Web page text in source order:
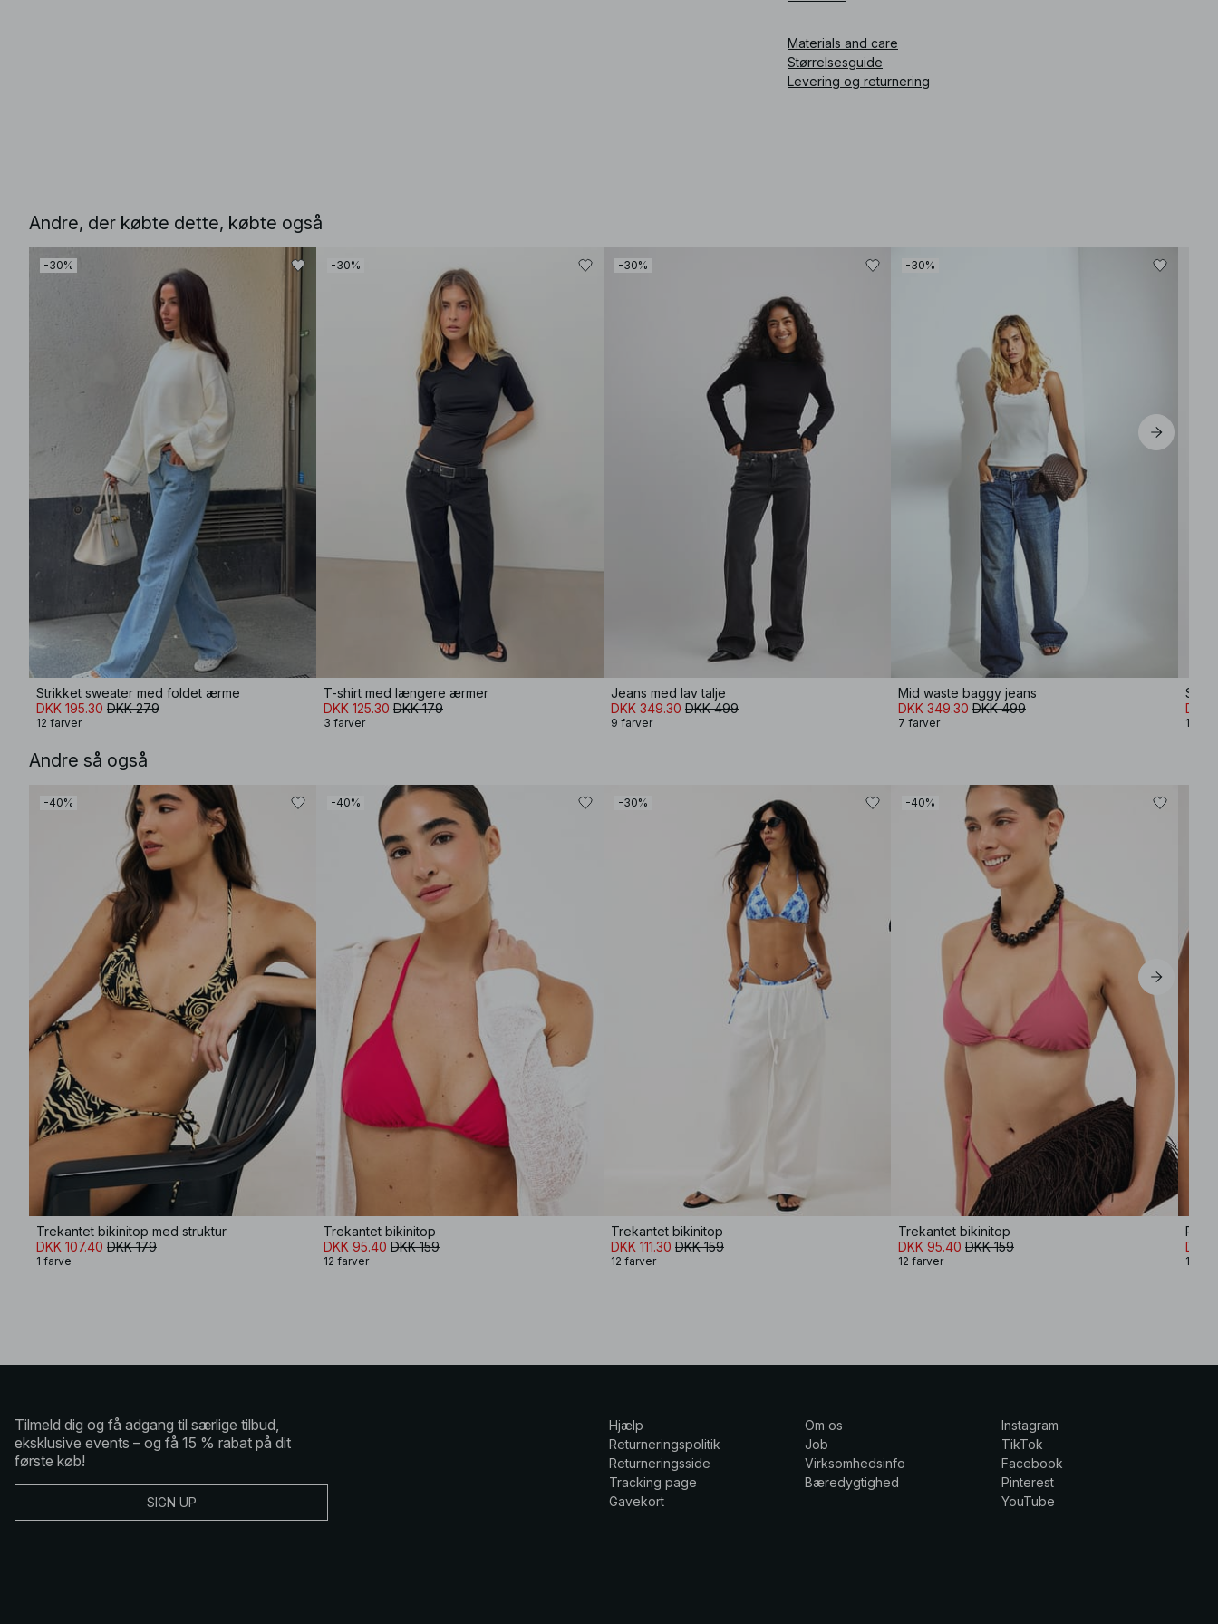
Materials and care
Størrelsesguide
Levering og returnering
Andre, der købte dette, købte også
-30%
Strikket sweater med foldet ærme
DKK 195.30 DKK 279
12 farver
-30%
T-shirt med længere ærmer
DKK 125.30 DKK 179
3 farver
-30%
Jeans med lav talje
DKK 349.30 DKK 499
9 farver
-30%
Mid waste baggy jeans
DKK 349.30 DKK 499
7 farver
DKK
12
Andre så også
-40%
Trekantet bikinitop med struktur
DKK 107.40 DKK 179
1 farve
-40%
Trekantet bikinitop
DKK 95.40 DKK 159
12 farver
-30%
Trekantet bikinitop
DKK 111.30 DKK 159
12 farver
-40%
Trekantet bikinitop
DKK 95.40 DKK 159
12 farver
DKK
1
Tilmeld dig og få adgang til særlige tilbud,
eksklusive events – og få 15 % rabat på dit
første køb!
SIGN UP
Hjælp
Returneringspolitik
Returneringsside
Tracking page
Gavekort
Om os
Job
Virksomhedsinfo
Bæredygtighed
Instagram
TikTok
Facebook
Pinterest
YouTube